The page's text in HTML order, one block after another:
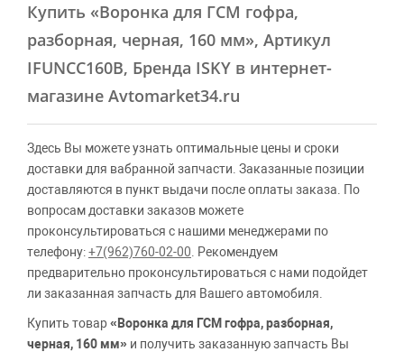
Купить «Воронка для ГСМ гофра,
разборная, черная, 160 мм», Артикул
IFUNCC160B, Бренда ISKY в интернет-
магазине Avtomarket34.ru
Здесь Вы можете узнать оптимальные цены и сроки
доставки для вабранной запчасти. Заказанные позиции
доставляются в пункт выдачи после оплаты заказа. По
вопросам доставки заказов можете
проконсультироваться с нашими менеджерами по
телефону:+7(962)760-02-00 . Рекомендуем
предварительно проконсультироваться с нами подойдет
ли заказанная запчасть для Вашего автомобиля.
Купить товар«Воронка для ГСМ гофра, разборная,
черная, 160 мм» и получить заказанную запчасть Вы